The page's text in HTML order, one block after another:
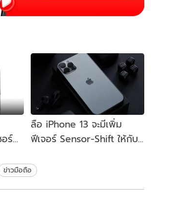
อร์
ลือ iPhone 13 จะมีเพิ่ม
ฟีเจอร์ Sensor-Shift ให้กับ
ข่าวมือถือ